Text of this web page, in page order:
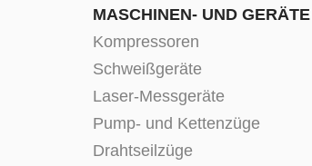
MASCHINEN- UND
Kompressoren
Schweißgeräte
Laser-Messgeräte
Pump- und Kettenzüge
Drahtseilzüge